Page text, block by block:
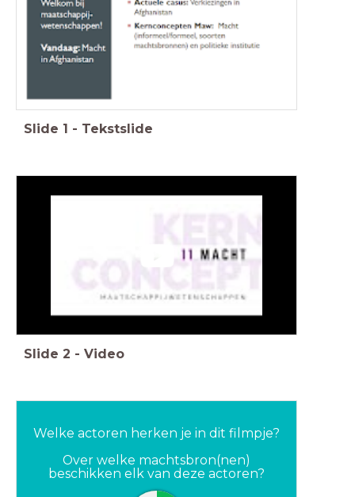
Slide 1 - Tekstslide
Slide 2 - Video
Welke actoren herken je in dit filmpje?
Over welke machtsbron(nen)
beschikken elk van deze actoren?